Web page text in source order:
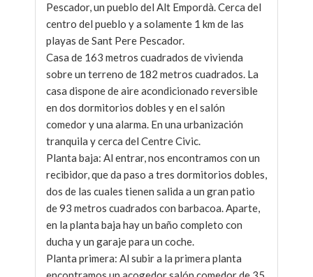
Pescador, un pueblo del Alt Empordà. Cerca del
centro del pueblo y a solamente 1 km de las
playas de Sant Pere Pescador.
Casa de 163 metros cuadrados de vivienda
sobre un terreno de 182 metros cuadrados. La
casa dispone de aire acondicionado reversible
en dos dormitorios dobles y en el salón
comedor y una alarma. En una urbanización
tranquila y cerca del Centre Civic.
Planta baja: Al entrar, nos encontramos con un
recibidor, que da paso a tres dormitorios dobles,
dos de las cuales tienen salida a un gran patio
de 93 metros cuadrados con barbacoa. Aparte,
en la planta baja hay un baño completo con
ducha y un garaje para un coche.
Planta primera: Al subir a la primera planta